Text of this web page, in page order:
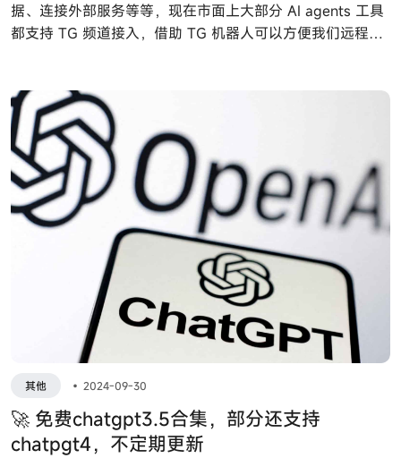
据、连接外部服务等等，现在市面上大部分 AI agents 工具
都支持 TG 频道接入，借助 TG 机器人可以方便我们远程指
其他 • 2024-09-30
🚀 免费chatgpt3.5合集，部分还支持
chatpgt4，不定期更新